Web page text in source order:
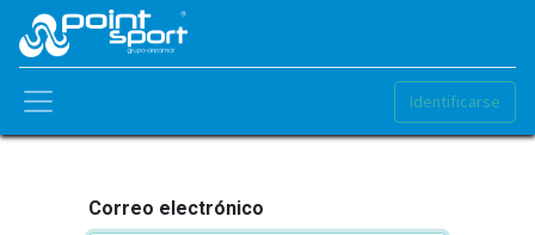
Identificarse
Correo electrónico